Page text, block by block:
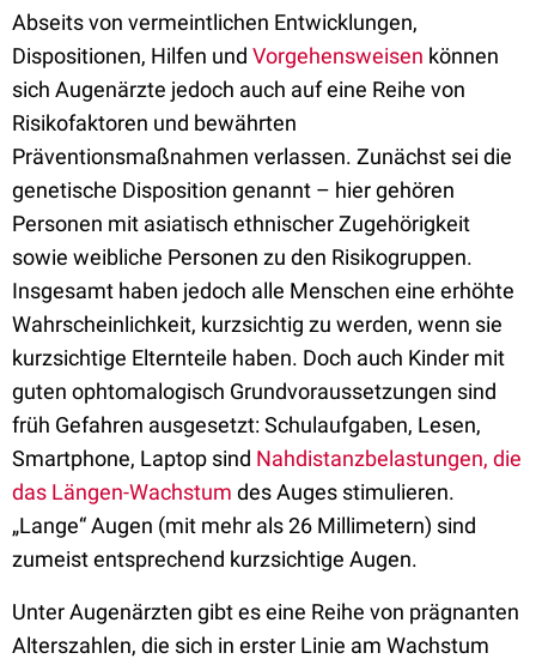
Abseits von vermeintlichen Entwicklungen,
Dispositionen, Hilfen und Vorgehensweisen können
sich Augenärzte jedoch auch auf eine Reihe von
Risikofaktoren und bewährten
Präventionsmaßnahmen verlassen. Zunächst sei die
genetische Disposition genannt – hier gehören
Personen mit asiatisch ethnischer Zugehörigkeit
sowie weibliche Personen zu den Risikogruppen.
Insgesamt haben jedoch alle Menschen eine erhöhte
Wahrscheinlichkeit, kurzsichtig zu werden, wenn sie
kurzsichtige Elternteile haben. Doch auch Kinder mit
guten ophtomalogisch Grundvoraussetzungen sind
früh Gefahren ausgesetzt: Schulaufgaben, Lesen,
Smartphone, Laptop sind Nahdistanzbelastungen, die
das Längen-Wachstum des Auges stimulieren.
„Lange“ Augen (mit mehr als 26 Millimetern) sind
zumeist entsprechend kurzsichtige Augen.
Unter Augenärzten gibt es eine Reihe von prägnanten
Alterszahlen, die sich in erster Linie am Wachstum